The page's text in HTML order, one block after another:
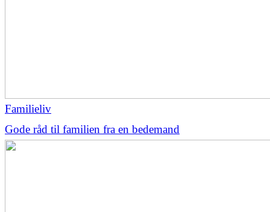
Familieliv
Gode råd til familien fra en bedemand